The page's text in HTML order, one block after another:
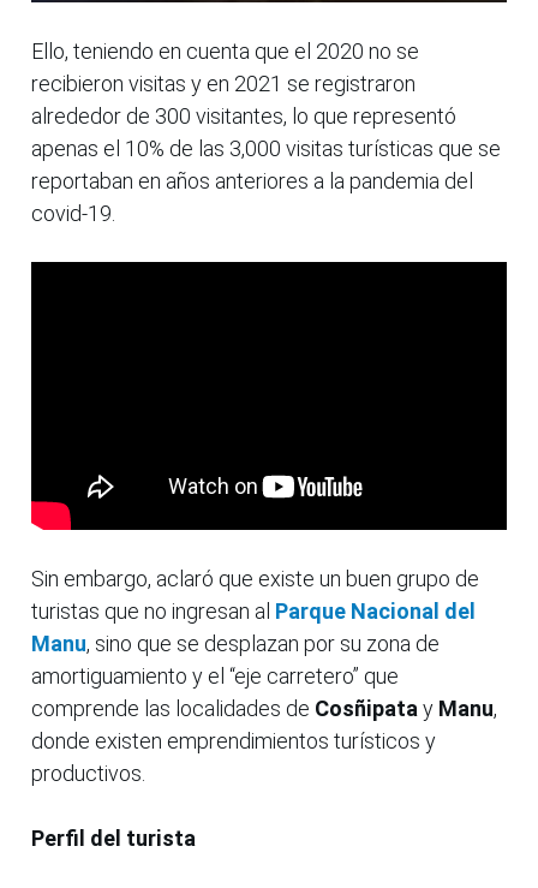
Ello, teniendo en cuenta que el 2020 no se
recibieron visitas y en 2021 se registraron
alrededor de 300 visitantes, lo que representó
apenas el 10% de las 3,000 visitas turísticas que se
reportaban en años anteriores a la pandemia del
covid-19.
Sin embargo, aclaró que existe un buen grupo de
turistas que no ingresan al Parque Nacional del
Manu, sino que se desplazan por su zona de
amortiguamiento y el “eje carretero” que
comprende las localidades de Cosñipata y Manu,
donde existen emprendimientos turísticos y
productivos.
Perfil del turista